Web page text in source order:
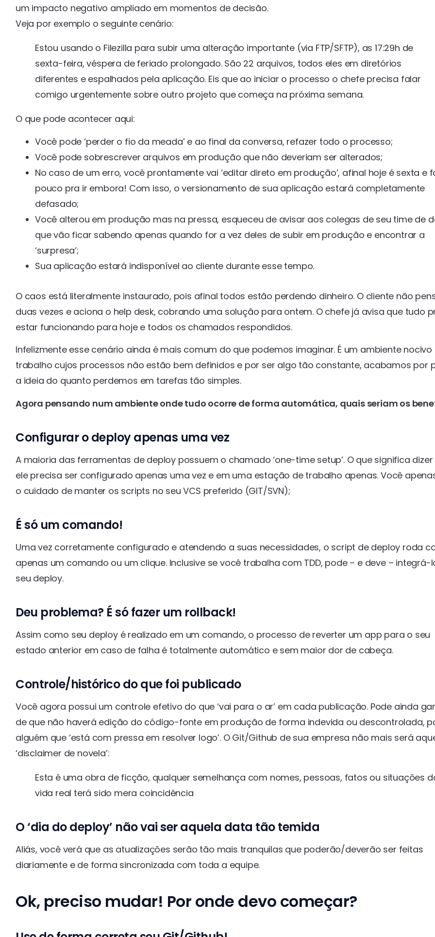
um impacto negativo ampliado em momentos de decisão.
Veja por exemplo o seguinte cenário:
Estou usando o Filezilla para subir uma alteração importante (via FTP/SFTP), as 17:29h de
sexta-feira, véspera de feriado prolongado. São 22 arquivos, todos eles em diretórios
diferentes e espalhados pela aplicação. Eis que ao iniciar o processo o chefe precisa falar
comigo urgentemente sobre outro projeto que começa na próxima semana.
O que pode acontecer aqui:
Você pode ‘perder o fio da meada’ e ao final da conversa, refazer todo o processo;
Você pode sobrescrever arquivos em produção que não deveriam ser alterados;
No caso de um erro, você prontamente vai ‘editar direto em produção’, afinal hoje é sexta e
pouco pra ir embora! Com isso, o versionamento de sua aplicação estará completamente
defasado;
Você alterou em produção mas na pressa, esqueceu de avisar aos colegas de seu time de
que vão ficar sabendo apenas quando for a vez deles de subir em produção e encontrar a
‘surpresa’;
Sua aplicação estará indisponível ao cliente durante esse tempo.
O caos está literalmente instaurado, pois afinal todos estão perdendo dinheiro. O cliente não
duas vezes e aciona o help desk, cobrando uma solução para ontem. O chefe já avisa que tudo
estar funcionando para hoje e todos os chamados respondidos.
Infelizmente esse cenário ainda é mais comum do que podemos imaginar. É um ambiente nocivo
trabalho cujos processos não estão bem definidos e por ser algo tão constante, acabamos por
a ideia do quanto perdemos em tarefas tão simples.
Agora pensando num ambiente onde tudo ocorre de forma automática, quais seriam os
Configurar o deploy apenas uma vez
A maioria das ferramentas de deploy possuem o chamado ‘one-time setup’. O que significa dizer
ele precisa ser configurado apenas uma vez e em uma estação de trabalho apenas. Você
o cuidado de manter os scripts no seu VCS preferido (GIT/SVN);
É só um comando!
Uma vez corretamente configurado e atendendo a suas necessidades, o script de deploy roda
apenas um comando ou um clique. Inclusive se você trabalha com TDD, pode – e deve – integrá-
seu deploy.
Deu problema? É só fazer um rollback!
Assim como seu deploy é realizado em um comando, o processo de reverter um app para o seu
estado anterior em caso de falha é totalmente automático e sem maior dor de cabeça.
Controle/histórico do que foi publicado
Você agora possui um controle efetivo do que ‘vai para o ar’ em cada publicação. Pode ainda
de que não haverá edição do código-fonte em produção de forma indevida ou descontrolada,
alguém que ‘está com pressa em resolver logo’. O Git/Github de sua empresa não mais será
‘disclaimer de novela’:
Esta é uma obra de ficção, qualquer semelhança com nomes, pessoas, fatos ou situações
vida real terá sido mera coincidência
O ‘dia do deploy’ não vai ser aquela data tão temida
Aliás, você verá que as atualizações serão tão mais tranquilas que poderão/deverão ser feitas
diariamente e de forma sincronizada com toda a equipe.
Ok, preciso mudar! Por onde devo começar?